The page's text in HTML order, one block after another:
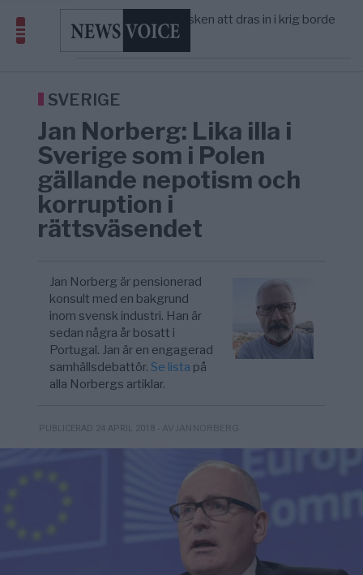
5/8
Elsa Widding: Risken att dras in i krig borde
avgöra all utrikespolitik
KRIG & FRED
Gaza håller en av de största
Europas ledare fram ett krig med Rys ...
SVERIGE
Jan Norberg: Lika illa i
Sverige som i Polen
gällande nepotism och
korruption i
rättsväsendet
Jan Norberg är pensionerad
konsult med en bakgrund
inom svensk industri. Han är
sedan några år bosatt i
Portugal. Jan är en engagerad
samhällsdebattör.Se lista på
alla Norbergs artiklar.
PUBLICERAD 24 APRIL 2018 - AV JAN NORBERG